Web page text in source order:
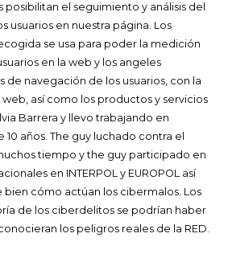
posibilitan el seguimiento y análisis del
usuarios en nuestra página. Los
se usa para poder la medición
en la web y los angeles
de navegación de los usuarios, con la
así como los productos y servicios
Barrera y llevo trabajando en
años. The guy luchado contra el
tiempo y the guy participado en
en INTERPOL y EUROPOL así
cómo actúan los cibermalos. Los
de los ciberdelitos se podrían haber
los peligros reales de la RED.